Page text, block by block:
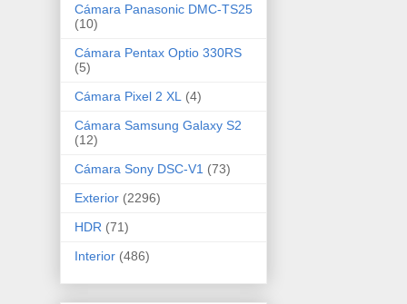
Cámara Panasonic DMC-TS25
(10)
Cámara Pentax Optio 330RS
(5)
Cámara Pixel 2 XL
(4)
Cámara Samsung Galaxy S2
(12)
Cámara Sony DSC-V1 (73)
Exterior (2296)
HDR (71)
Interior (486)